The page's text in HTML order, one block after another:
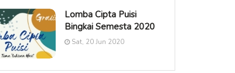
Lomba Cipta Puisi
Bingkai Semesta 2020
Sat, 20 Jun 2020